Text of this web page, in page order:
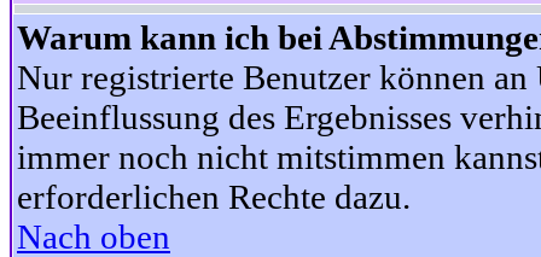
Warum kann ich bei
Nur registrierte Benutzer können
Beeinflussung des Ergebnisses
immer noch nicht mitstimmen
erforderlichen Rechte dazu.
Nach oben